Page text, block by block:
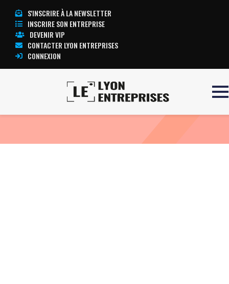
S'INSCRIRE À LA NEWSLETTER
INSCRIRE SON ENTREPRISE
DEVENIR VIP
CONTACTER LYON ENTREPRISES
CONNEXION